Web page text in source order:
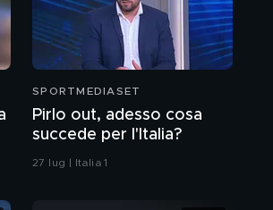
1000 Miglia 2026
SPORTMEDIASET
Pirlo out, adesso cosa
succede per l'Italia?
27 lug | Italia 1